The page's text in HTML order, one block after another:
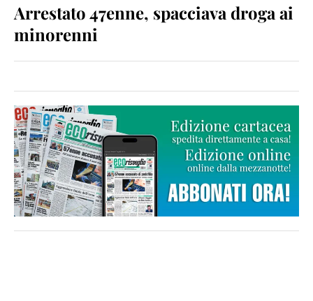
Arrestato 47enne, spacciava droga ai
minorenni